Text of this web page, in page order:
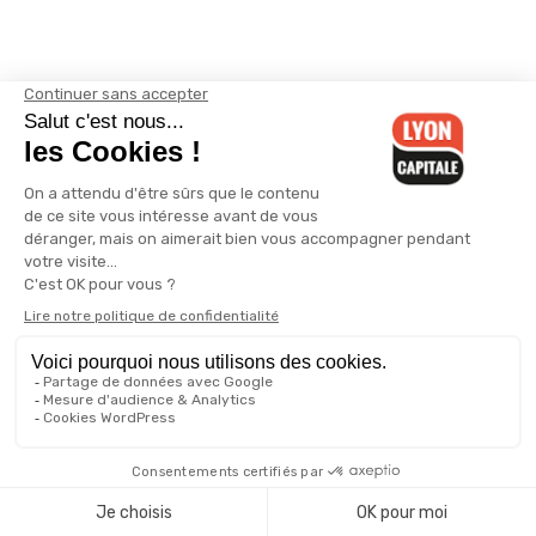
Contactez-nous-Mentions légales-CGV-Politique de
confidentialité-Gestion des cookies
Cedex 06